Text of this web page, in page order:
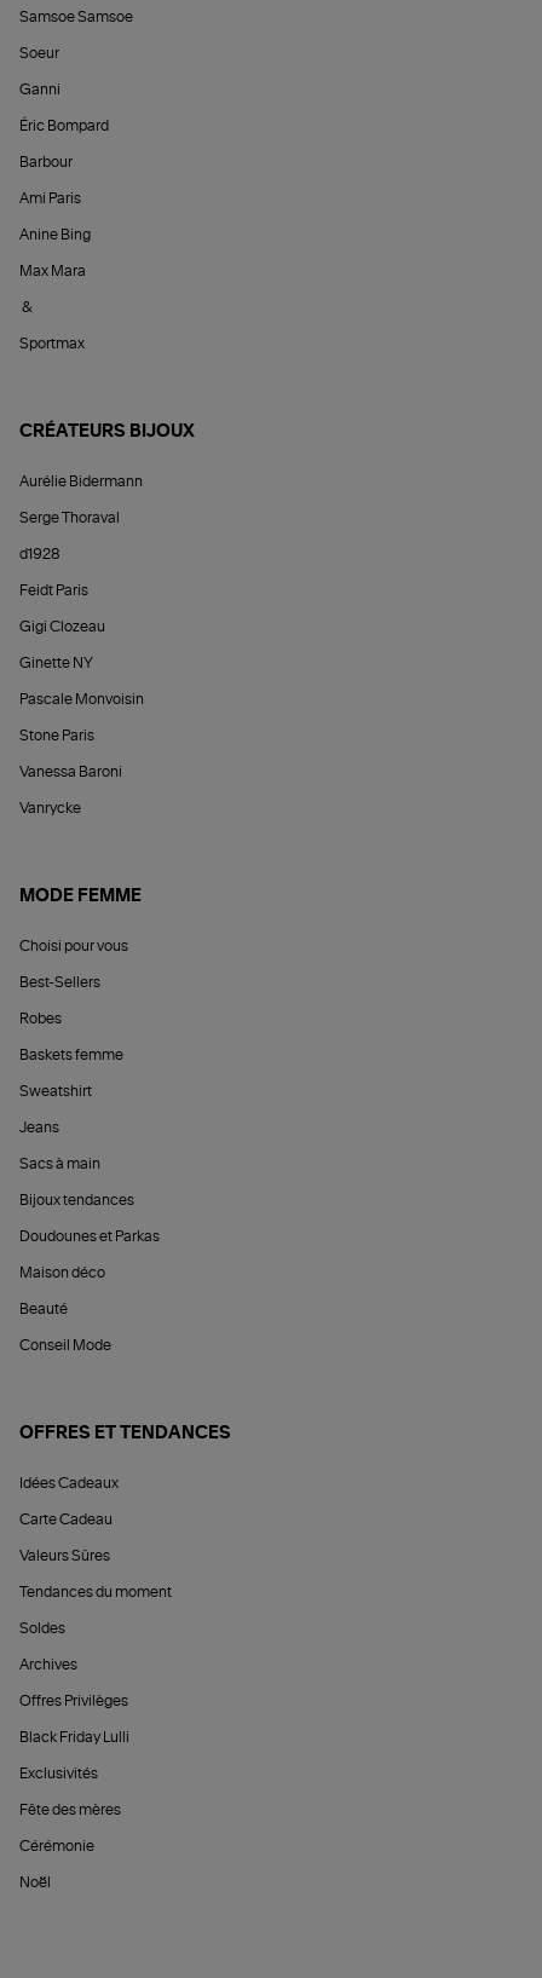
Samsoe Samsoe
Soeur
Ganni
Éric Bompard
Barbour
Ami Paris
Anine Bing
Max Mara
&
Sportmax
CRÉATEURS BIJOUX
Aurélie Bidermann
Serge Thoraval
d1928
Feidt Paris
Gigi Clozeau
Ginette NY
Pascale Monvoisin
Stone Paris
Vanessa Baroni
Vanrycke
MODE FEMME
Choisi pour vous
Best-Sellers
Robes
Baskets femme
Sweatshirt
Jeans
Sacs à main
Bijoux tendances
Doudounes et Parkas
Maison déco
Beauté
Conseil Mode
OFFRES ET TENDANCES
Idées Cadeaux
Carte Cadeau
Valeurs Sûres
Tendances du moment
Soldes
Archives
Offres Privilèges
Black Friday Lulli
Exclusivités
Fête des mères
Cérémonie
Noël